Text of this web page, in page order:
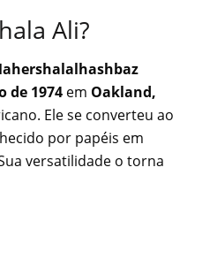
Ali?
de 1974 em Oakland,
Ele se converteu ao
por papéis em
versatilidade o torna